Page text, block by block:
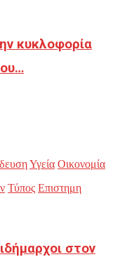
κυκλοφορία
Υγεία Οικονομία
Τύπος Επιστημη
στον